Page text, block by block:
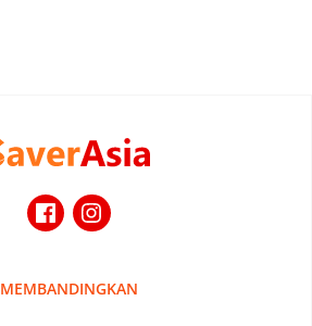
MEMBANDINGKAN